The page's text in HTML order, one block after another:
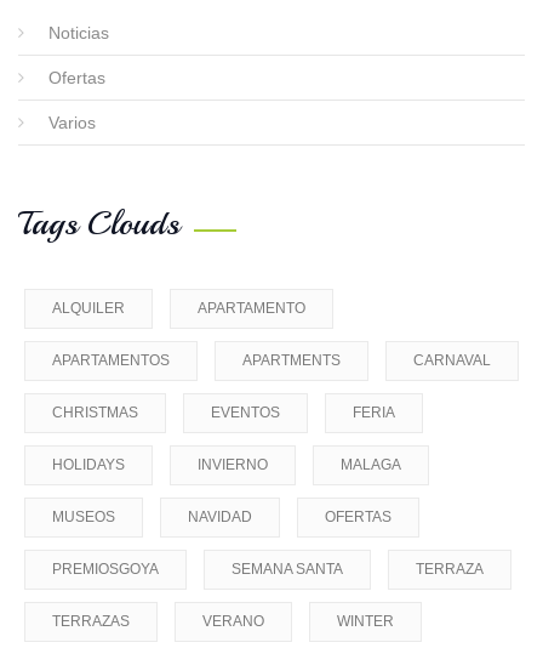
Noticias
Ofertas
Varios
Tags Clouds
ALQUILER APARTAMENTO
APARTAMENTOS APARTMENTS CARNAVAL
CHRISTMAS EVENTOS FERIA
HOLIDAYS INVIERNO MALAGA
MUSEOS NAVIDAD OFERTAS
PREMIOSGOYA SEMANA SANTA TERRAZA
TERRAZAS VERANO WINTER